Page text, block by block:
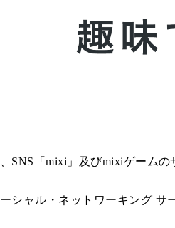
SNS「mixi」及びmixiゲーム
シャル・ネットワーキング サ